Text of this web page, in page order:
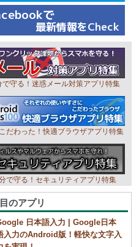
で守る！迷惑メール対策アプリ特集
だわった！快適ブラウザアプリ特集
で守る！セキュリティアプリ特集
のアプリ
日本語入力 | Google日本
入力のAndroid版！軽快な文字入